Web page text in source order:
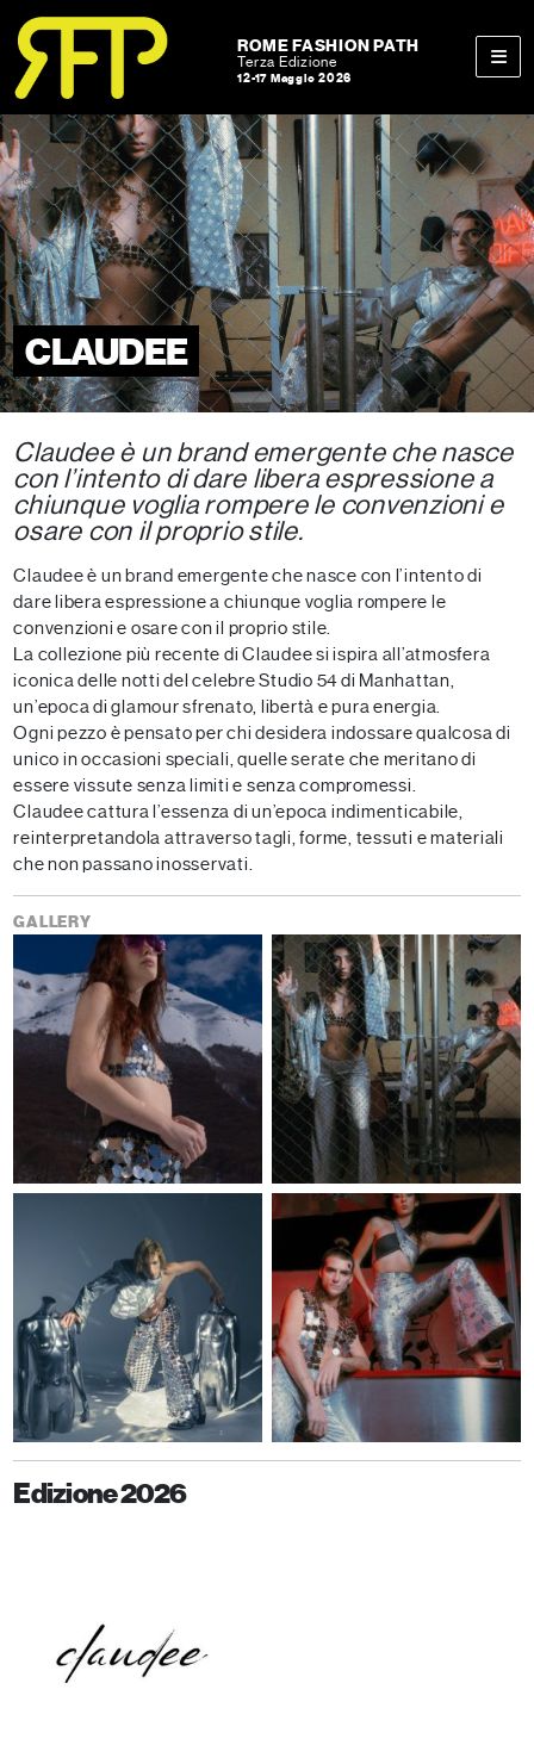
Skip to content
Skip to footer
ROME FASHION PATH
Terza Edizione
12-17 Maggio 2026
CLAUDEE
Claudee è un brand emergente che nasce
con l’intento di dare libera espressione a
chiunque voglia rompere le convenzioni e
osare con il proprio stile.
Claudee è un brand emergente che nasce con l’intento di
dare libera espressione a chiunque voglia rompere le
convenzioni e osare con il proprio stile.
La collezione più recente di Claudee si ispira all’atmosfera
iconica delle notti del celebre Studio 54 di Manhattan,
un’epoca di glamour sfrenato, libertà e pura energia.
Ogni pezzo è pensato per chi desidera indossare qualcosa di
unico in occasioni speciali, quelle serate che meritano di
essere vissute senza limiti e senza compromessi.
Claudee cattura l’essenza di un’epoca indimenticabile,
reinterpretandola attraverso tagli, forme, tessuti e materiali
che non passano inosservati.
GALLERY
Edizione 2026